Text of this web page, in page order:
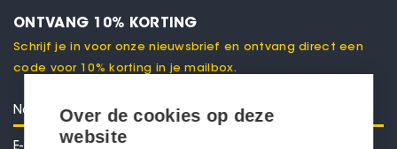
ONTVANG 10% KORTING
Schrijf je in voor onze nieuwsbrief en ontvang direct een
code voor 10% korting in je mailbox.
Over de cookies op deze
website